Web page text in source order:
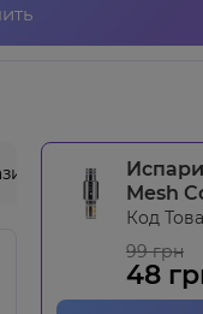
Mesh
Код
99 грн
48